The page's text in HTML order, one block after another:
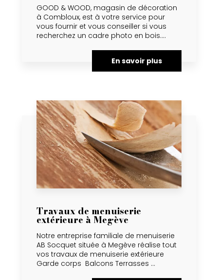
GOOD & WOOD, magasin de décoration
à Combloux, est à votre service pour
vous fournir et vous conseiller si vous
recherchez un cadre photo en bois....
En savoir plus
Travaux de menuiserie
extérieure à Megève
Notre entreprise familiale de menuiserie
AB Socquet située à Megève réalise tout
vos travaux de menuiserie extérieure
Garde corps Balcons Terrasses ...